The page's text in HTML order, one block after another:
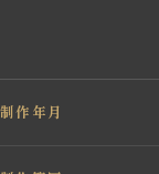
制作年月